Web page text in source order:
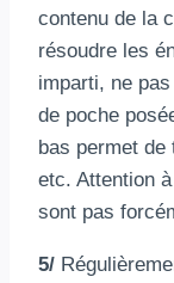
contenu de la
résoudre les
imparti, ne
de poche
bas permet de
etc. Attention
sont pas
5/